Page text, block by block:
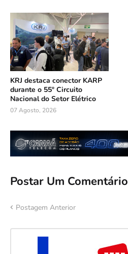
KRJ destaca conector KARP
durante o 55º Circuito
Nacional do Setor Elétrico
07 Agosto, 2026
Postar Um Comentário
Postagem Anterior